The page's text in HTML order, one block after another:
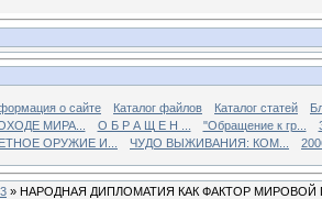
о сайте Каталог файлов Каталог статей
МИРА...
О Б Р А Щ Е Н ... "Обращение к гр...
ОРУЖИЕ И...
ЧУДО ВЫЖИВАНИЯ: КОМ...
» НАРОДНАЯ ДИПЛОМАТИЯ КАК ФАКТОР МИРОВОЙ